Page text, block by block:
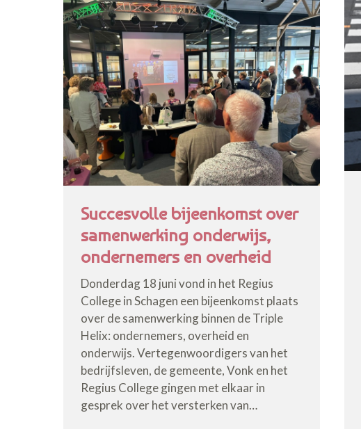
Succesvolle bijeenkomst over
samenwerking onderwijs,
ondernemers en overheid
Donderdag 18 juni vond in het Regius
College in Schagen een bijeenkomst plaats
over de samenwerking binnen de Triple
Helix: ondernemers, overheid en
onderwijs. Vertegenwoordigers van het
bedrijfsleven, de gemeente, Vonk en het
Regius College gingen met elkaar in
gesprek over het versterken van…